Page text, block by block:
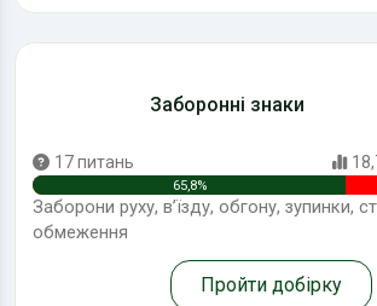
Заборонні знаки
17 питань
65,8%
Заборони руху, в’їзду, обгону, зупинки,
обмеження
Пройти добірку